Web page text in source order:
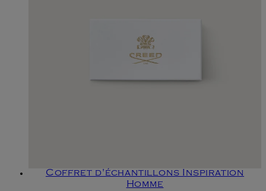
Coffret d'échantillons Inspiration
Homme